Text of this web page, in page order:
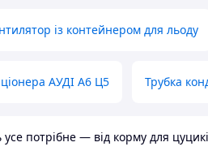
із контейнером для льоду
АУДІ А6 Ц5 Трубка
потрібне — від корму для